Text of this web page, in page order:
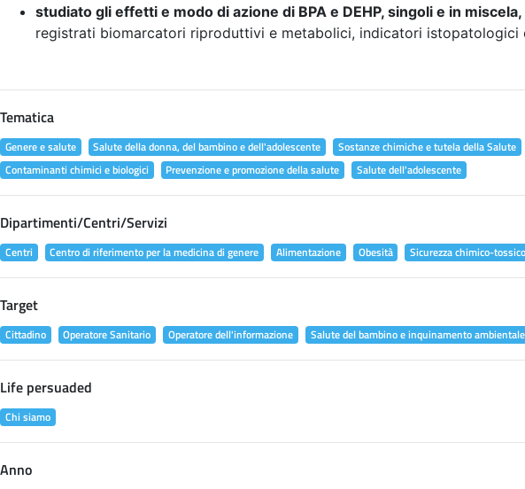
studiato gli effetti e modo di azione di BPA e DEHP, singoli e in
registrati biomarcatori riproduttivi e metabolici, indicatori istopatologici
Tematica
Genere e salute Salute della donna, del bambino e dell'adolescente Sostanze chimiche e tutela della Salute
Contaminanti chimici e biologici
Prevenzione e promozione della salute Salute dell'adolescente
Dipartimenti/Centri/Servizi
Centri Centro di riferimento per la medicina di genere Alimentazione Obesità Sicurezza chimico-
Target
Cittadino Operatore Sanitario Operatore dell'informazione Salute del bambino e inquinamento ambientale
Life persuaded
Chi siamo
Anno